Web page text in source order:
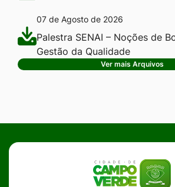
07 de Agosto de 2026
Palestra SENAI – Noções de
Gestão da Qualidade
Ver mais Arquivos